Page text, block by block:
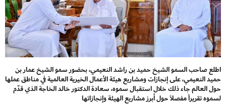
اطلع صاحب السمو الشيخ حميد بن راشد النعيمي، بحضور سمو الشيخ عمار بن
حميد النعيمي، على إنجازات ومشاريع هيئة الأعمال الخيرية العالمية في مناطق عملها
حول العالم جاء ذلك خلال استقبال سموه، سعادة الدكتور خالد الخاجة الذي قدّم
لسموه تقريراً مفصلاً حول أبرز مشاريع الهيئة وإنجازاتها